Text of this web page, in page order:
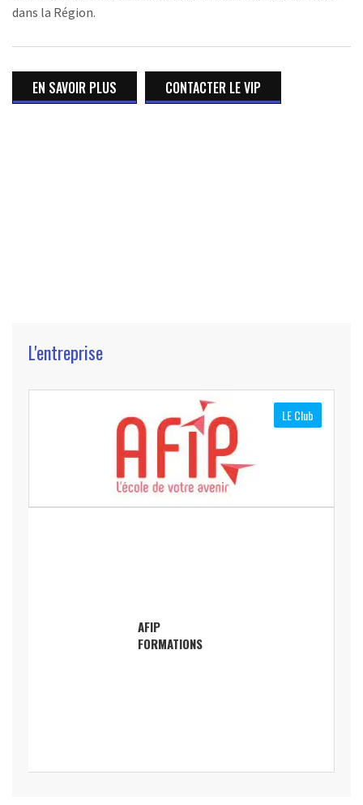
dans la Région.
EN SAVOIR PLUS CONTACTER LE VIP
L'entreprise
LE Club
AFIP
FORMATIONS